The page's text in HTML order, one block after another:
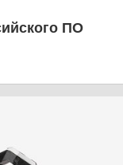
ПО